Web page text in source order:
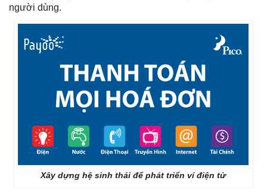
người dùng.
Xây dựng hệ sinh thái để phát triển ví điện tử